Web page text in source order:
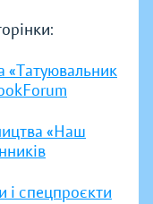
«Татуювальник
«Наш
і спецпроєкти